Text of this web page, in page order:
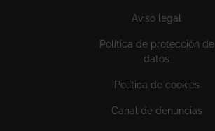
Aviso legal
Política de protección de
datos
Política de cookies
Canal de denuncias